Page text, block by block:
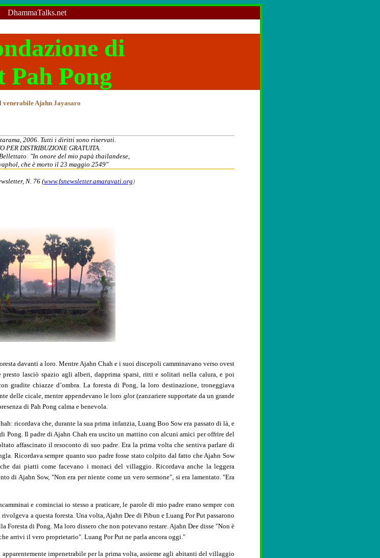
DhammaTalks.net
di
Pah Pong
venerabileAjahn Jayasaro
2006. Tutti i diritti sono riservati.
PER DISTRIBUZIONE GRATUITA.
: "In onore del mio papà thailandese,
che è morto il 23 maggio 2549"
N. 76 (www.fsnewsletter.amaravati.org)
davanti a loro. Mentre Ajahn Chah e i suoi discepoli camminavano verso ovest
lasciò spazio agli alberi, dapprima sparsi, ritti e solitari nella calura, e poi
gradite chiazze d’ombra. La foresta di Pong, la loro destinazione, troneggiava
delle cicale, mentre appendevano le loro glot(zanzariere supportate da un grande
di Pah Pong calma e benevola.
ricordava che, durante la sua prima infanzia, Luang Boo Sow era passato di là, e
Pong. Il padre di Ajahn Chah era uscito un mattino con alcuni amici per offrire del
affascinato il resoconto di suo padre. Era la prima volta che sentiva parlare di
Ricordava sempre quanto suo padre fosse stato colpito dal fatto che Ajahn Sow
dai piatti come facevano i monaci del villaggio. Ricordava anche la leggera
di Ajahn Sow, "Non era per niente come un vero sermone", si era lamentato. "Era
e cominciai io stesso a praticare, le parole di mio padre erano sempre con
a questa foresta. Una volta, Ajahn Dee di Pibun e Luang Por Put passarono
di Pong. Ma loro dissero che non potevano restare. Ajahn Dee disse "Non è
arrivi il vero proprietario". Luang Por Put ne parla ancora oggi."
impenetrabile per la prima volta, assieme agli abitanti del villaggio